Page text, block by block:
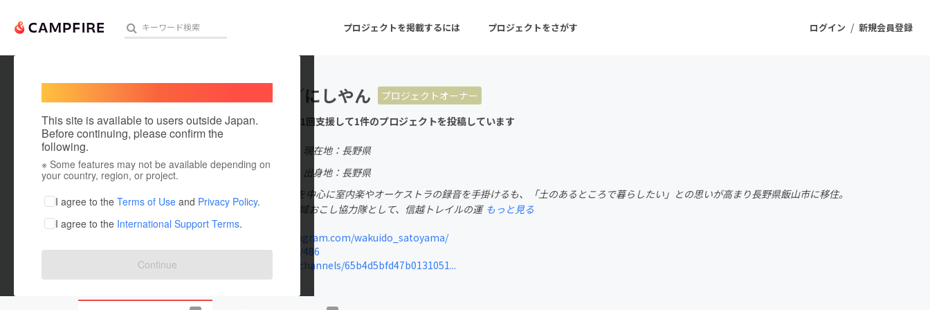
ログイン / 新規会員登録
プロジェクトを掲載するには プロジェクトをさがす
人気のプロジェクト 注目のリターン 注目の新着プロジェクト
アート・写真 音楽
テクノロジー・ガジェット
ゲーム・サービス開発 フード・飲食店
ファッション
映像・映画
ビジネス・起業
まちづくり・地域活性化
This site is available to users outside Japan.
Before continuing, please confirm the
following.
※ Some features may not be available depending on
your country, region, or project.
I agree to the Terms of Use and Privacy Policy.
I agree to the International Support Terms.
Continue
涌井堂／にしやん
プロジェクトオーナー
これまでに1回支援して1件のプロジェクトを投稿しています
現在地：長野県
出身国：日本
出身地：長野県
録音家。東京を中心に室内楽やオーケストラの録音を手掛けるも、「土のあるところで暮らしたい」との思いが高まり長野県飯山市に移住。
2024年から地域おこし協力隊として、信越トレイルの運 もっと見る
www.instagram.com/wakuido_satoyama/
note.com/486
stand.fm/channels/65b4d5bfd47b0131051...